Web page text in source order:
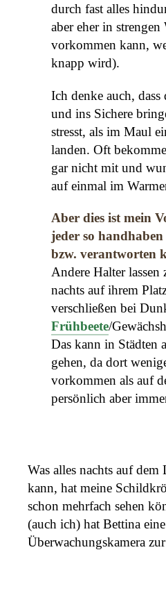
durch fast alles
aber eher in
vorkommen kann,
knapp wird).
Ich denke auch,
und ins Sichere
stresst, als im Maul
landen. Oft
gar nicht mit und
auf einmal im
Aber dies ist mein
jeder so handhaben
bzw. verantworten
Andere Halter
nachts auf ihrem
verschließen bei
Frühbeete/
Das kann in Städten
gehen, da dort
vorkommen als auf
persönlich aber
Was alles nachts auf dem
kann, hat meine
schon mehrfach sehen
(auch ich) hat Bettina eine
Überwachungskamera